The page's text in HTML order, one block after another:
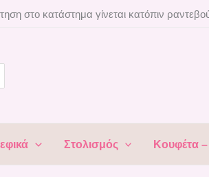
στο κατάστημα γίνεται κατόπιν
Στολισμός Κουφέτα